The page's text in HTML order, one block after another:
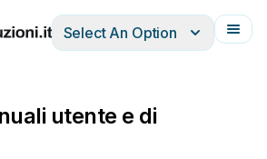
ItalianoFrançais
Select An Option
utente e di